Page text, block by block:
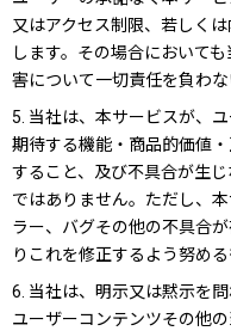
又はアクセス制限、若しく
します。その場合において
害について一切責任を負わな
5. 当社は、本サービスが、
期待する機能・商品的価値
すること、及び不具合が生
ではありません。ただし、
ラー、バグその他の不具合
りこれを修正するよう努める
6. 当社は、明示又は黙示を
ユーザーコンテンツその他